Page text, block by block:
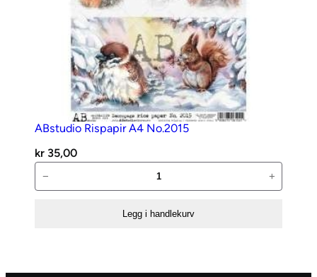
ABstudio Rispapir A4 No.2015
kr 35,00
Rispapir
− +
Legg i handlekurv